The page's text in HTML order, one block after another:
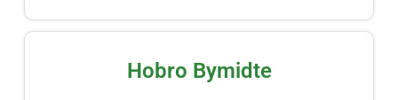
Hobro Bymidte